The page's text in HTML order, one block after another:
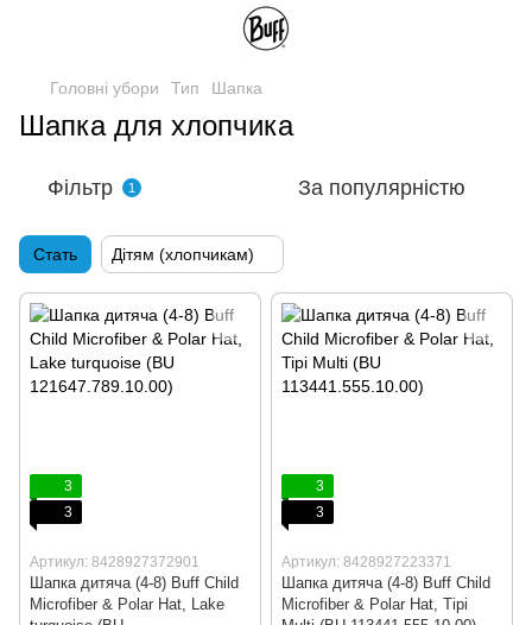
Головні убори Тип Шапка
Шапка для хлопчика
Фільтр 1 За популярністю
Стать Дітям (хлопчикам)
3
3
Артикул: 8428927372901
Шапка дитяча (4-8) Buff Child
Microfiber & Polar Hat, Lake
3
3
Артикул: 8428927223371
Шапка дитяча (4-8) Buff Child
Microfiber & Polar Hat, Tipi